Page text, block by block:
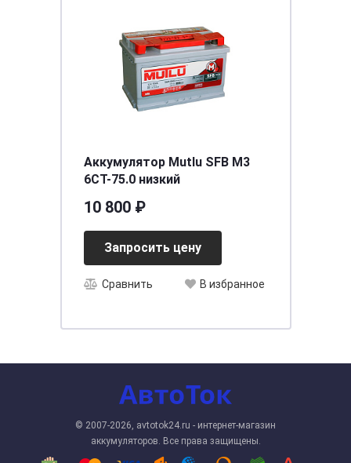
Аккумулятор Mutlu SFB M3
6СТ-75.0 низкий
10 800 ₽
Запросить цену
Сравнить В избранное
© 2007-2026, avtotok24.ru - интернет-магазин
аккумуляторов. Все права защищены.